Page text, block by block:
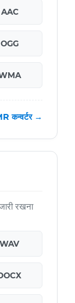
कन्वर्टर →
रखना